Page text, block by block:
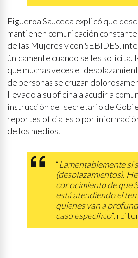
Figueroa Sauceda explicó que
mantienen comunicación
de las Mujeres y con SEBIDES,
únicamente cuando se les solicita.
que muchas veces el
de personas se cruzan
llevado a su oficina a acudir a
instrucción del secretario de
reportes oficiales o por
de los medios.
“Lamentablemente sí
(desplazamientos).
conocimiento de que
está atendiendo el
quienes van a
caso específico”,